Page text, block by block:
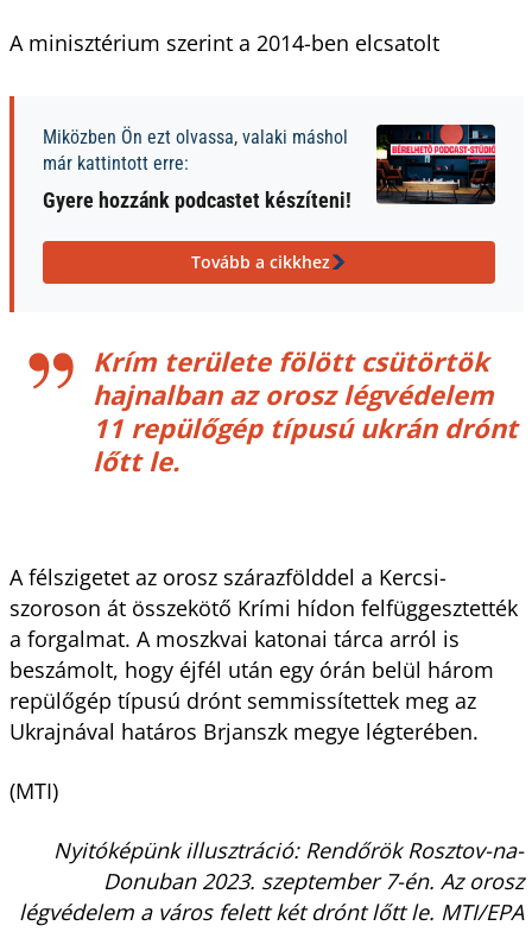
A minisztérium szerint a 2014-ben elcsatolt
Miközben Ön ezt olvassa, valaki máshol
már kattintott erre:
Gyere hozzánk podcastet készíteni!
Tovább a cikkhez
Krím területe fölött csütörtök
hajnalban az orosz légvédelem
11 repülőgép típusú ukrán drónt
lőtt le.
A félszigetet az orosz szárazfölddel a Kercsi-
szoroson át összekötő Krími hídon felfüggesztették
a forgalmat. A moszkvai katonai tárca arról is
beszámolt, hogy éjfél után egy órán belül három
repülőgép típusú drónt semmissítettek meg az
Ukrajnával határos Brjanszk megye légterében.
(MTI)
Nyitóképünk illusztráció: Rendőrök Rosztov-na-
Donuban 2023. szeptember 7-én. Az orosz
légvédelem a város felett két drónt lőtt le. MTI/EPA